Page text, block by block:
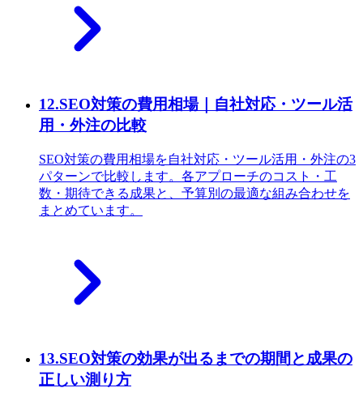
12.SEO対策の費用相場｜自社対応・ツール活
用・外注の比較
SEO対策の費用相場を自社対応・ツール活用・外注の3
パターンで比較します。各アプローチのコスト・工
数・期待できる成果と、予算別の最適な組み合わせを
まとめています。
13.SEO対策の効果が出るまでの期間と成果の
正しい測り方